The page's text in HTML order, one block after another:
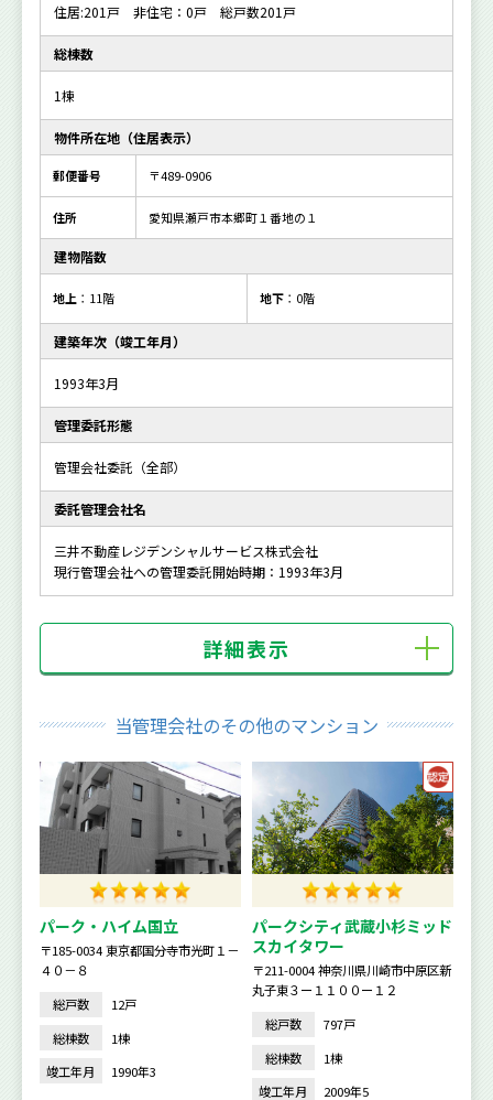
住居:201戸 非住宅：0戸 総戸数201戸
総棟数
1棟
物件所在地（住居表示）
郵便番号 〒489-0906
住所 愛知県瀬戸市本郷町１番地の１
建物階数
地上 ：11階 地下：0階
建築年次（竣工年月）
1993年3月
管理委託形態
管理会社委託（全部）
委託管理会社名
三井不動産レジデンシャルサービス株式会社
現行管理会社への管理委託開始時期：1993年3月
詳細表示
当管理会社のその他のマンション
パーク・ハイム国立
〒185-0034 東京都国分寺市光町１－
４０－８
総戸数
12戸
総棟数
1棟
竣工年月
1990年3
パークシティ武蔵小杉ミッド
スカイタワー
〒211-0004 神奈川県川崎市中原区新
丸子東３ー１１００ー１２
総戸数
797戸
総棟数
1棟
竣工年月
2009年5